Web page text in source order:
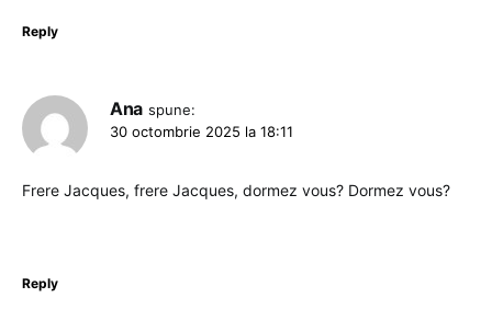
Reply
Ana spune:
30 octombrie 2025 la 18:11
Frere Jacques, frere Jacques, dormez vous? Dormez vous?
Reply